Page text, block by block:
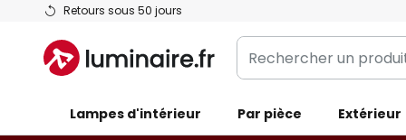
Retours sous 50 jours
Allez
contenu
Rechercher
un
catégorie...
Lampes d'intérieur Par pièce Extérieur